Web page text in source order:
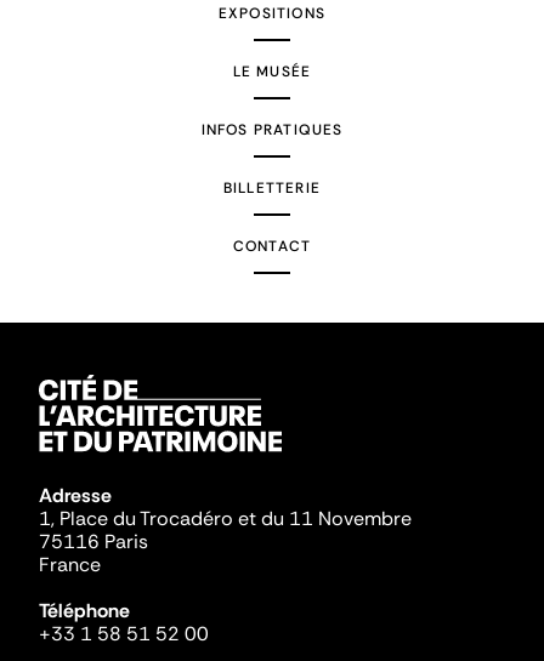
EXPOSITIONS
LE MUSÉE
INFOS PRATIQUES
BILLETTERIE
CONTACT
Adresse
1, Place du Trocadéro et du 11 Novembre
75116 Paris
France
Téléphone
+33 1 58 51 52 00